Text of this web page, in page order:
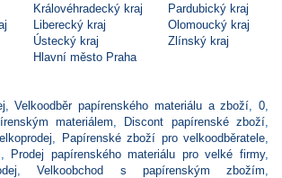
Královéhradecký kraj
Pardubický kraj
Liberecký kraj
Olomoucký kraj
Ústecký kraj
Zlínský kraj
Hlavní město Praha
,Velkoodběr papírenského materiálu a zboží 0
materiálem
Discont papírenské zboží
Papírenské zboží pro velkoodběratele
Prodej papírenského materiálu pro velké firmy,
,Velkoobchod s papírenským zbožím